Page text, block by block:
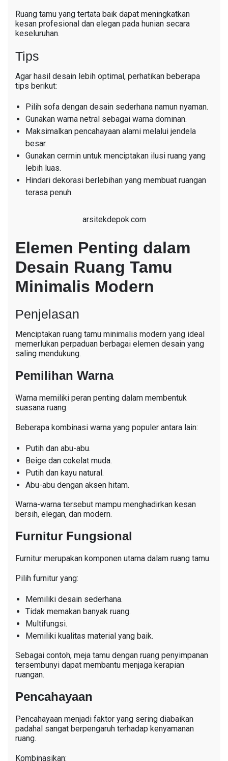
Ruang tamu yang tertata baik dapat meningkatkan
kesan profesional dan elegan pada hunian secara
keseluruhan.
Tips
Agar hasil desain lebih optimal, perhatikan beberapa
tips berikut:
Pilih sofa dengan desain sederhana namun nyaman.
Gunakan warna netral sebagai warna dominan.
Maksimalkan pencahayaan alami melalui jendela
besar.
Gunakan cermin untuk menciptakan ilusi ruang yang
lebih luas.
Hindari dekorasi berlebihan yang membuat ruangan
terasa penuh.
arsitekdepok.com
Elemen Penting dalam
Desain Ruang Tamu
Minimalis Modern
Penjelasan
Menciptakan ruang tamu minimalis modern yang ideal
memerlukan perpaduan berbagai elemen desain yang
saling mendukung.
Pemilihan Warna
Warna memiliki peran penting dalam membentuk
suasana ruang.
Beberapa kombinasi warna yang populer antara lain:
Putih dan abu-abu.
Beige dan cokelat muda.
Putih dan kayu natural.
Abu-abu dengan aksen hitam.
Warna-warna tersebut mampu menghadirkan kesan
bersih, elegan, dan modern.
Furnitur Fungsional
Furnitur merupakan komponen utama dalam ruang tamu.
Pilih furnitur yang:
Memiliki desain sederhana.
Tidak memakan banyak ruang.
Multifungsi.
Memiliki kualitas material yang baik.
Sebagai contoh, meja tamu dengan ruang penyimpanan
tersembunyi dapat membantu menjaga kerapian
ruangan.
Pencahayaan
Pencahayaan menjadi faktor yang sering diabaikan
padahal sangat berpengaruh terhadap kenyamanan
ruang.
Kombinasikan: